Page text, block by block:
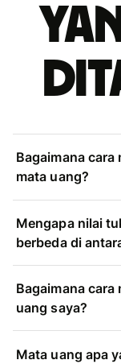
Bagaimana cara
mata uang?
Mengapa nilai
berbeda di
Bagaimana cara
uang saya?
Mata uang apa